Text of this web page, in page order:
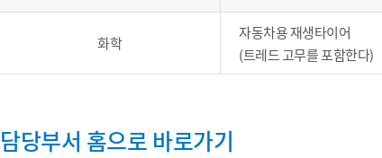
화학
자동차용 재생타이어
(트레드 고무를 포함한다)
담당부서 홈으로 바로가기